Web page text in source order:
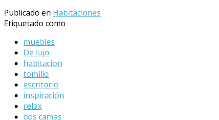
Publicado en Habitaciones
Etiquetado como
muebles
De lujo
habitacion
tomillo
escritorio
inspiración
relax
dos camas